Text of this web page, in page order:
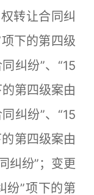
转让合同纠
下的第四级
纠纷”、“15
第四级案由
纠纷”、“15
第四级案由
纠纷”；变更
纷”项下的第